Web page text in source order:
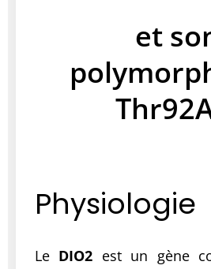
et
Physiologie
Le DIO2 est un gène